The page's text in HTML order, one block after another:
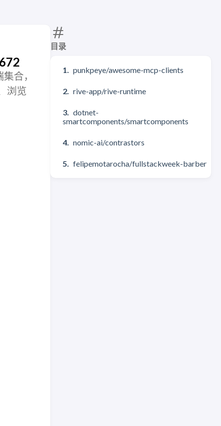
目录
punkpeye/awesome-mcp-clients
rive-app/rive-runtime
dotnet-
smartcomponents/smartcomponents
nomic-ai/contrastors
felipemotarocha/fullstackweek-barber
合，
浏览